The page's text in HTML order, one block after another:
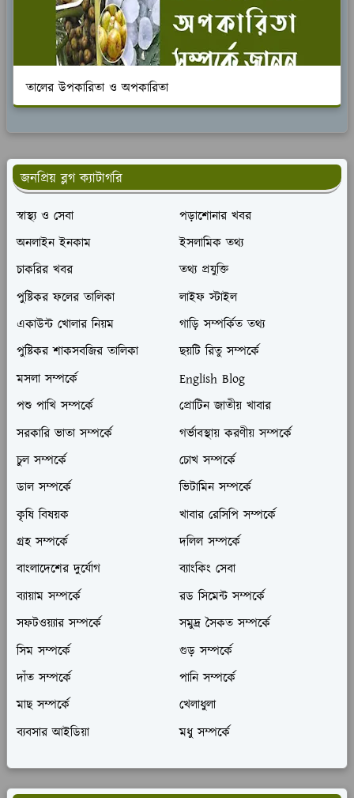
তালের উপকারিতা ও অপকারিতা
জনপ্রিয় ব্লগ ক্যাটাগরি
স্বাস্থ্য ও সেবা
পড়াশোনার খবর
অনলাইন ইনকাম
ইসলামিক তথ্য
চাকরির খবর
তথ্য প্রযুক্তি
পুষ্টিকর ফলের তালিকা
লাইফ স্টাইল
একাউন্ট খোলার নিয়ম
গাড়ি সম্পর্কিত তথ্য
পুষ্টিকর শাকসবজির তালিকা
ছয়টি রিতু সম্পর্কে
মসলা সম্পর্কে
English Blog
পশু পাখি সম্পর্কে
প্রোটিন জাতীয় খাবার
সরকারি ভাতা সম্পর্কে
গর্ভাবস্থায় করণীয় সম্পর্কে
চুল সম্পর্কে
চোখ সম্পর্কে
ডাল সম্পর্কে
ভিটামিন সম্পর্কে
কৃষি বিষয়ক
খাবার রেসিপি সম্পর্কে
গ্রহ সম্পর্কে
দলিল সম্পর্কে
বাংলাদেশের দুর্যোগ
ব্যাংকিং সেবা
ব্যায়াম সম্পর্কে
রড সিমেন্ট সম্পর্কে
সফটওয়্যার সম্পর্কে
সমুদ্র সৈকত সম্পর্কে
সিম সম্পর্কে
গুড় সম্পর্কে
দাঁত সম্পর্কে
পানি সম্পর্কে
মাছ সম্পর্কে
খেলাধুলা
ব্যবসার আইডিয়া
মধু সম্পর্কে